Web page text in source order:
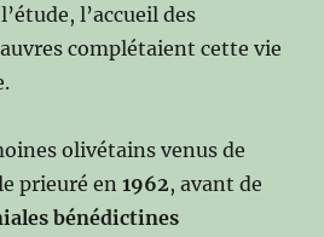
l’accueil des
complétaient cette vie
olivétains venus de
prieuré en1962, avant de
bénédictines